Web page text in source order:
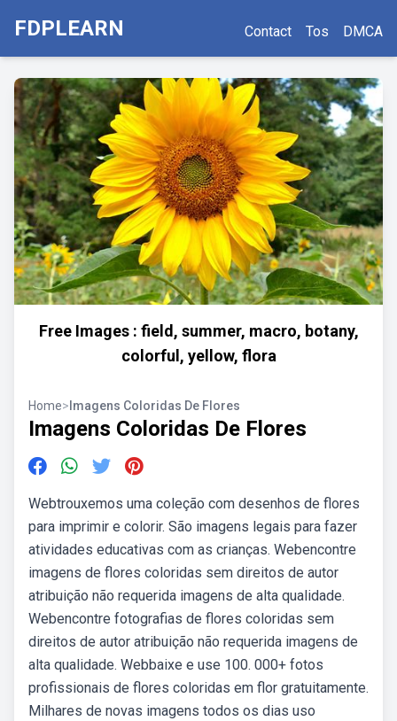
FDPLEARN Contact Tos DMCA
Free Images : field, summer, macro, botany,
colorful, yellow, flora
Home> Imagens Coloridas De Flores
Imagens Coloridas De Flores
Webtrouxemos uma coleção com desenhos de flores
para imprimir e colorir. São imagens legais para fazer
atividades educativas com as crianças. Webencontre
imagens de flores coloridas sem direitos de autor
atribuição não requerida imagens de alta qualidade.
Webencontre fotografias de flores coloridas sem
direitos de autor atribuição não requerida imagens de
alta qualidade. Webbaixe e use 100. 000+ fotos
profissionais de flores coloridas em flor gratuitamente.
Milhares de novas imagens todos os dias uso